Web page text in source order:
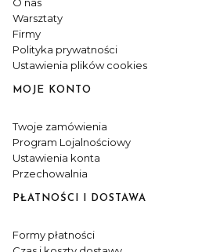
Warsztaty
Firmy
Polityka prywatności
Ustawienia plików cookies
MOJE KONTO
Twoje zamówienia
Program Lojalnościowy
Ustawienia konta
Przechowalnia
PŁATNOŚCI I DOSTAWA
Formy płatności